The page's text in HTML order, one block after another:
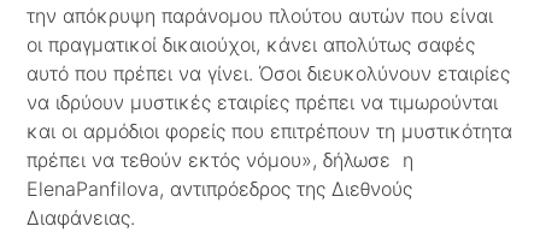
την απόκρυψη παράνομου πλούτου αυτών που είναι
οι πραγματικοί δικαιούχοι, κάνει απολύτως σαφές
αυτό που πρέπει να γίνει. Όσοι διευκολύνουν εταιρίες
να ιδρύουν μυστικές εταιρίες πρέπει να τιμωρούνται
και οι αρμόδιοι φορείς που επιτρέπουν τη μυστικότητα
πρέπει να τεθούν εκτός νόμου», δήλωσε η
ElenaPanfilova, αντιπρόεδρος της Διεθνούς
Διαφάνειας.